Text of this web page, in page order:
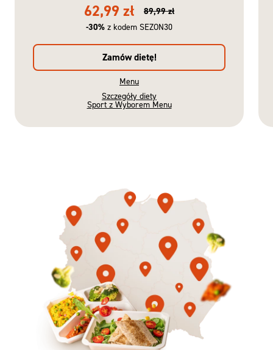
62,99 zł
89,99 zł
-30% z kodem SEZON30
Zamów dietę!
Menu
Szczegóły diety
Sport z Wyborem Menu